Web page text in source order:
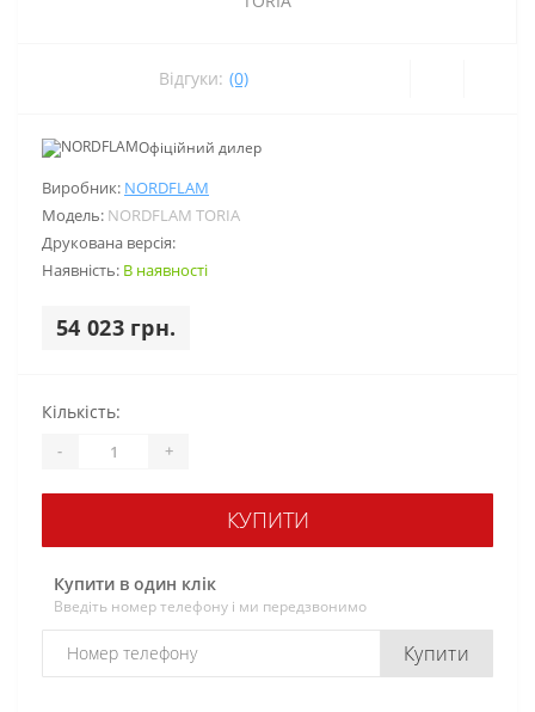
Відгуки: (0)
Виробник: NORDFLAM
Модель: NORDFLAM TORIA
Друкована версія:
Наявність: В наявності
54 023 грн.
Офіційний дилер
Кількість:
- +
КУПИТИ
Купити в один клік
Введіть номер телефону і ми передзвонимо
Купити